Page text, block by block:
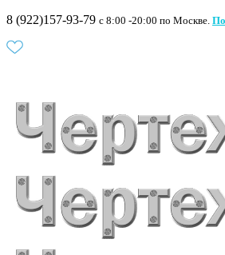
8 (922)157-93-79 c 8:00 -20:00 по Москве.